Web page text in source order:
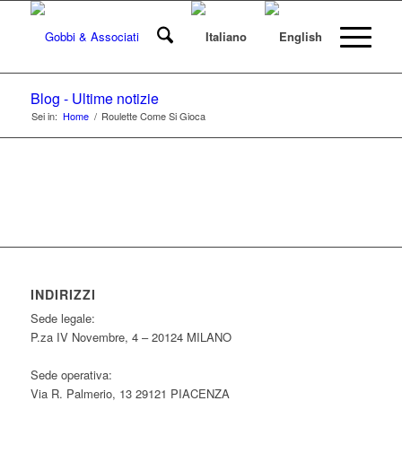
Blog - Ultime notizie
Sei in: Home / Roulette Come Si Gioca
INDIRIZZI
Sede legale:
P.za IV Novembre, 4 – 20124 MILANO
Sede operativa:
Via R. Palmerio, 13 29121 PIACENZA